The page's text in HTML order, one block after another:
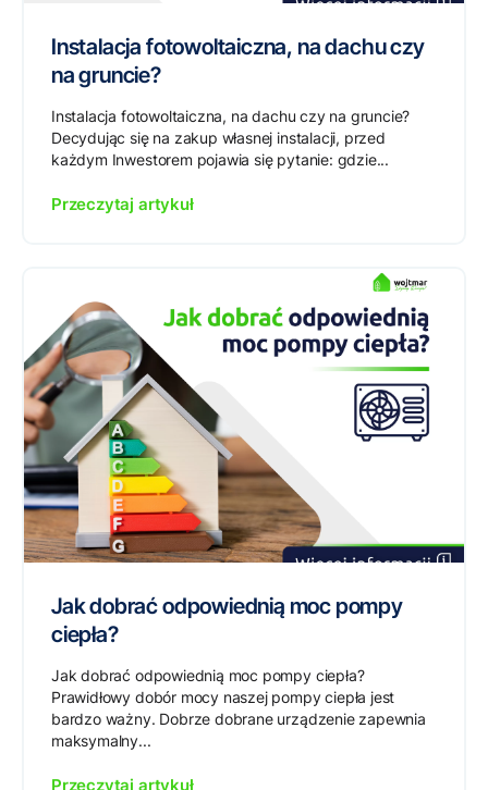
Instalacja fotowoltaiczna, na dachu czy
na gruncie?
Instalacja fotowoltaiczna, na dachu czy na gruncie?
Decydując się na zakup własnej instalacji, przed
każdym Inwestorem pojawia się pytanie: gdzie...
Przeczytaj artykuł
Jak dobrać odpowiednią moc pompy
ciepła?
Jak dobrać odpowiednią moc pompy ciepła?
Prawidłowy dobór mocy naszej pompy ciepła jest
bardzo ważny. Dobrze dobrane urządzenie zapewnia
maksymalny...
Przeczytaj artykuł